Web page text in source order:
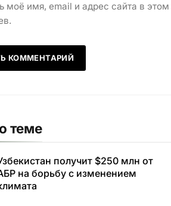
моё имя, email и адрес сайта в
теме
получит $250 млн от
на борьбу с изменением